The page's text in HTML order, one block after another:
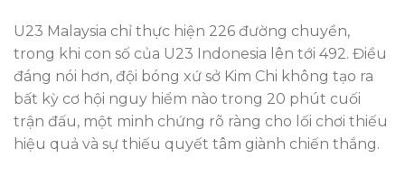
U23 Malaysia chỉ thực hiện 226 đường chuyền,
trong khi con số của U23 Indonesia lên tới 492. Điều
đáng nói hơn, đội bóng xứ sở Kim Chi không tạo ra
bất kỳ cơ hội nguy hiểm nào trong 20 phút cuối
trận đấu, một minh chứng rõ ràng cho lối chơi thiếu
hiệu quả và sự thiếu quyết tâm giành chiến thắng.